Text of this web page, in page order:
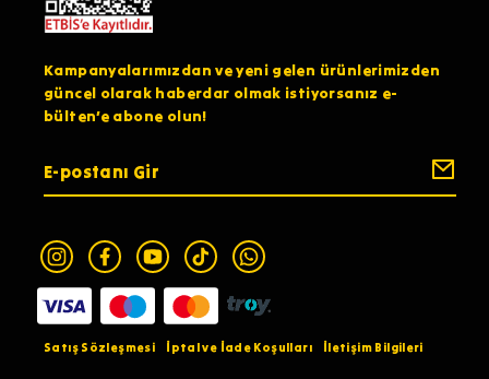
Kampanyalarımızdan ve yeni gelen ürünlerimizden
güncel olarak haberdar olmak istiyorsanız e-
bülten’e abone olun!
Satış Sözleşmesi İptal ve İade Koşulları İletişim Bilgileri